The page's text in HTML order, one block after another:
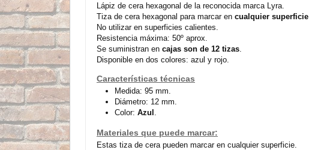
Lápiz de cera hexagonal de la reconocida marca Lyra.
Tiza de cera hexagonal para marcar en cualquier superficie
No utilizar en superficies calientes.
Resistencia máxima: 50º aprox.
Se suministran en cajas son de 12 tizas.
Disponible en dos colores: azul y rojo.
Características técnicas
Medida: 95 mm.
Diámetro: 12 mm.
Color: Azul .
Materiales que puede marcar:
Estas tiza de cera pueden marcar en cualquier superficie.